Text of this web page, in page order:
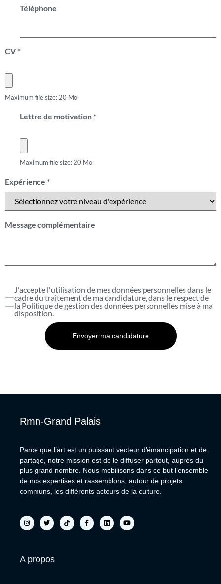
Téléphone
CV*
Maximum file size: 20 Mo
Lettre de motivation*
Maximum file size: 20 Mo
Expérience *
Message complémentaire
J'accepte l'utilisation de mes données personnelles dans le
cadre du traitement de ma candidature, dans le respect de
la Politique de gestion des données personnelles mise à ma
disposition.
Envoyer ma candidature
Rmn-Grand Palais
Parce que l’art est un puissant vecteur d’émancipation et de
partage, notre mission est de le diffuser partout, auprès du
plus grand nombre. Nous mobilisons dans ce but l’ensemble
de nos expertises et rassemblons, autour de projets
communs, les différents acteurs de la culture.
A propos